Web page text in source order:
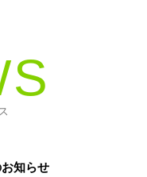
知らせ